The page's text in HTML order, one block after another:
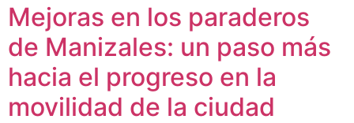
Mejoras en los paraderos
de Manizales: un paso más
hacia el progreso en la
movilidad de la ciudad